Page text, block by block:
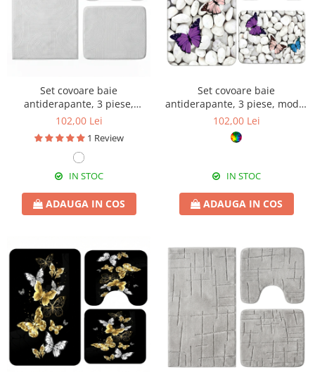
Set covoare baie
antiderapante, 3 piese,
design minimalist cu acolade
102,00 Lei
1 Review
IN STOC
ADAUGA IN COS
Set covoare baie
antiderapante, 3 piese, model
fluturi decorativi
102,00 Lei
IN STOC
ADAUGA IN COS